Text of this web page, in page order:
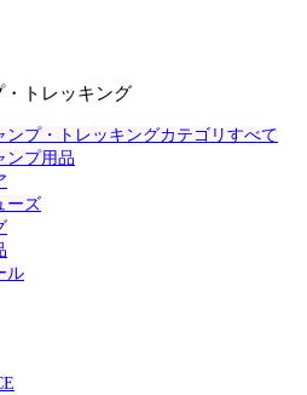
トレッキング
ンプ・トレッキングカテゴリすべて
ンプ用品
ーズ
ル